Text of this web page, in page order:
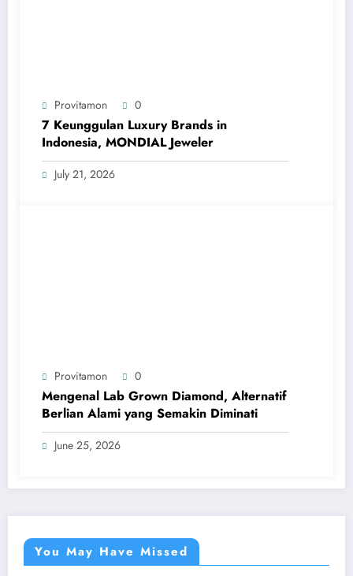
Provitamon 0
7 Keunggulan Luxury Brands in
Indonesia, MONDIAL Jeweler
July 21, 2026
Provitamon 0
Mengenal Lab Grown Diamond, Alternatif
Berlian Alami yang Semakin Diminati
June 25, 2026
You May Have Missed